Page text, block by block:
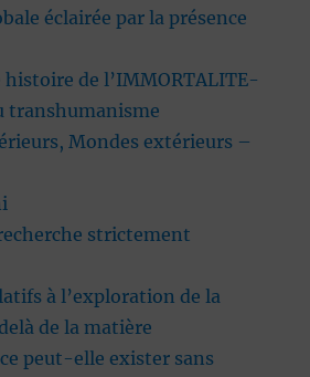
éclairée par la présence
histoire de l’IMMORTALITE-
transhumanisme
Mondes extérieurs –
strictement
à l’exploration de la
de la matière
peut-elle exister sans